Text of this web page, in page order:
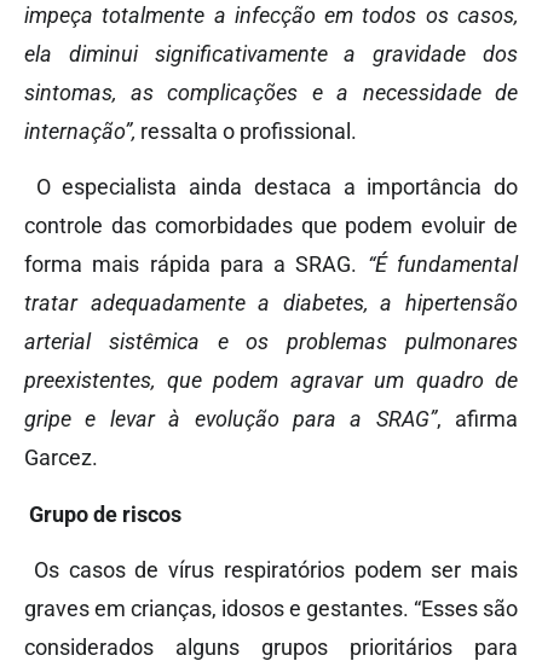
impeça totalmente a infecção em todos os casos,
ela diminui significativamente a gravidade dos
sintomas, as complicações e a necessidade de
internação”, ressalta o profissional.
O especialista ainda destaca a importância do
controle das comorbidades que podem evoluir de
forma mais rápida para a SRAG. “É fundamental
tratar adequadamente a diabetes, a hipertensão
arterial sistêmica e os problemas pulmonares
preexistentes, que podem agravar um quadro de
gripe e levar à evolução para a SRAG”, afirma
Garcez.
Grupo de riscos
Os casos de vírus respiratórios podem ser mais
graves em crianças, idosos e gestantes. “Esses são
considerados alguns grupos prioritários para